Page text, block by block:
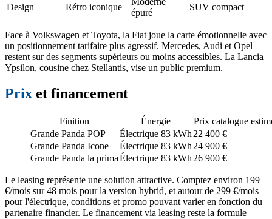
Design Rétro iconique
épuré
SUV compact
Face à Volkswagen et Toyota, la Fiat joue la carte émotionnelle avec
un positionnement tarifaire plus agressif. Mercedes, Audi et Opel
restent sur des segments supérieurs ou moins accessibles. La Lancia
Ypsilon, cousine chez Stellantis, vise un public premium.
Prix et financement
Finition Énergie
Prix catalogue
Grande Panda POP
Électrique 83 kWh 22 400 €
Grande Panda Icone
Électrique 83 kWh 24 900 €
Grande Panda la primaÉlectrique 83 kWh 26 900 €
Le leasing représente une solution attractive. Comptez environ 199
€/mois sur 48 mois pour la version hybrid, et autour de 299 €/mois
pour l'électrique, conditions et promo pouvant varier en fonction du
partenaire financier. Le financement via leasing reste la formule